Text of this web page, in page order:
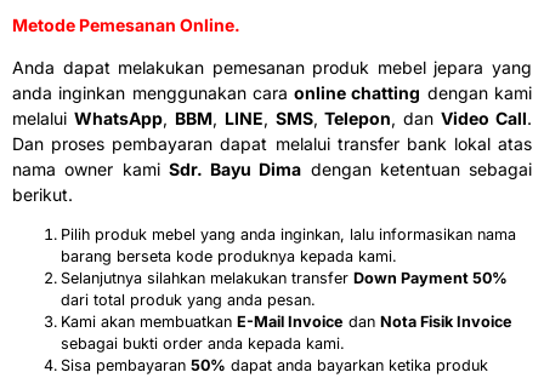
Metode Pemesanan Online.
Anda dapat melakukan pemesanan produk mebel jepara yang
anda inginkan menggunakan caraonline chatting dengan kami
melalui WhatsApp, BBM, LINE, SMS,Telepon, danVideo Call.
Dan proses pembayaran dapat melalui transfer bank lokal atas
nama owner kami Sdr. Bayu Dima dengan ketentuan sebagai
berikut.
Pilih produk mebel yang anda inginkan, lalu informasikan nama
barang berseta kode produknya kepada kami.
Selanjutnya silahkan melakukan transfer Down Payment 50%
dari total produk yang anda pesan.
Kami akan membuatkan E-Mail Invoice dan Nota Fisik Invoice
sebagai bukti order anda kepada kami.
Sisa pembayaran 50% dapat anda bayarkan ketika produk